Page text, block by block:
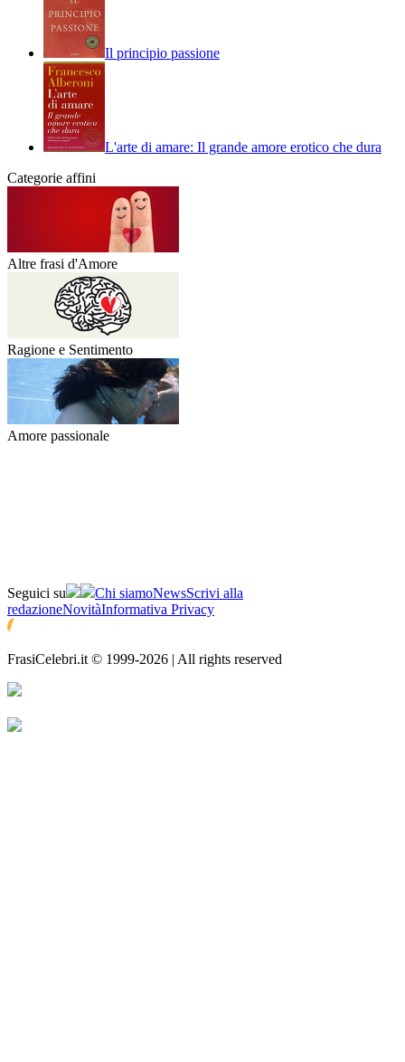
Il principio passione
L'arte di amare: Il grande amore erotico che dura
Categorie affini
Altre frasi d'Amore
Ragione e Sentimento
Amore passionale
Seguici su Chi siamoNewsScrivi alla
redazioneNovitàInformativa Privacy
FrasiCelebri.it © 1999-2026 | All rights reserved